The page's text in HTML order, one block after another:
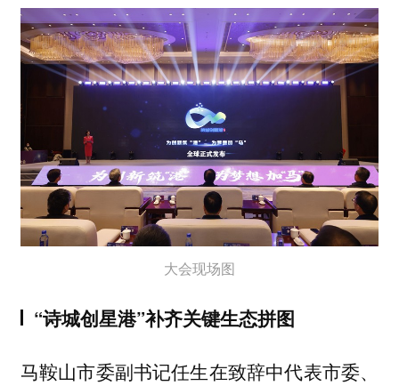
大会现场图
“诗城创星港”补齐关键生态拼图
马鞍山市委副书记任生在致辞中代表市委、